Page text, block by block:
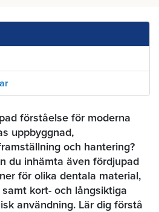
förståelse för moderna
uppbyggnad,
och hantering?
du inhämta även fördjupad
för olika dentala material,
kort- och långsiktiga
användning. Lär dig förstå